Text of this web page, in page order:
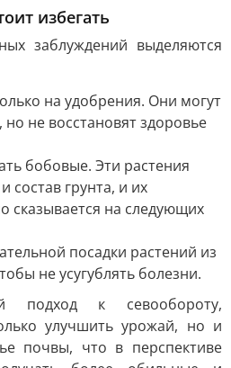
избегать
заблуждений выделяются
на удобрения. Они могут
но не восстановят здоровье
бобовые. Эти растения
состав грунта, и их
сказывается на следующих
посадки растений из
не усугублять болезни.
подход к севообороту,
улучшить урожай, но и
почвы, что в перспективе